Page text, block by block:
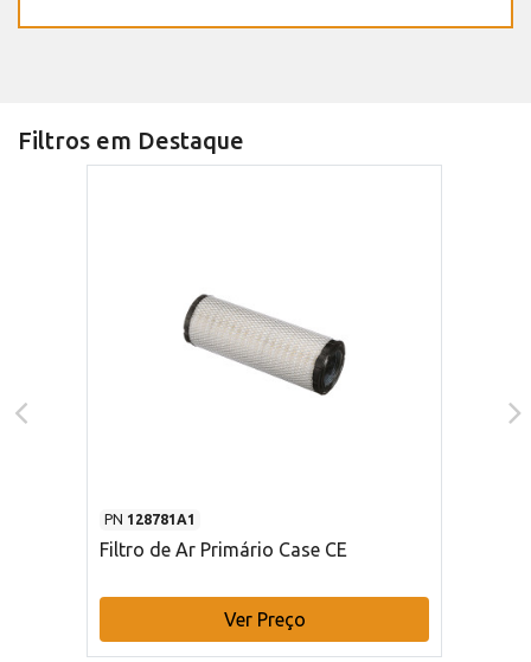
Filtros em Destaque
PN 128781A1
Filtro de Ar Primário Case CE
Ver Preço